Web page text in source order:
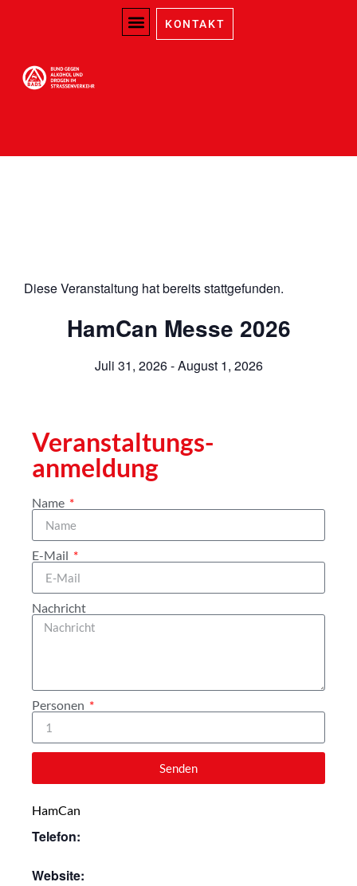
KONTAKT
Diese Veranstaltung hat bereits stattgefunden.
HamCan Messe 2026
Juli 31, 2026-August 1, 2026
Veranstaltungs­
anmeldung
Name
E-Mail
Nachricht
Personen
Senden
HamCan
Telefon:
Website: